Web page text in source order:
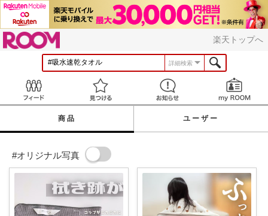
楽天トップへ
詳細検索
見つける お知らせ
商品 ユーザー
#オリジナル写真